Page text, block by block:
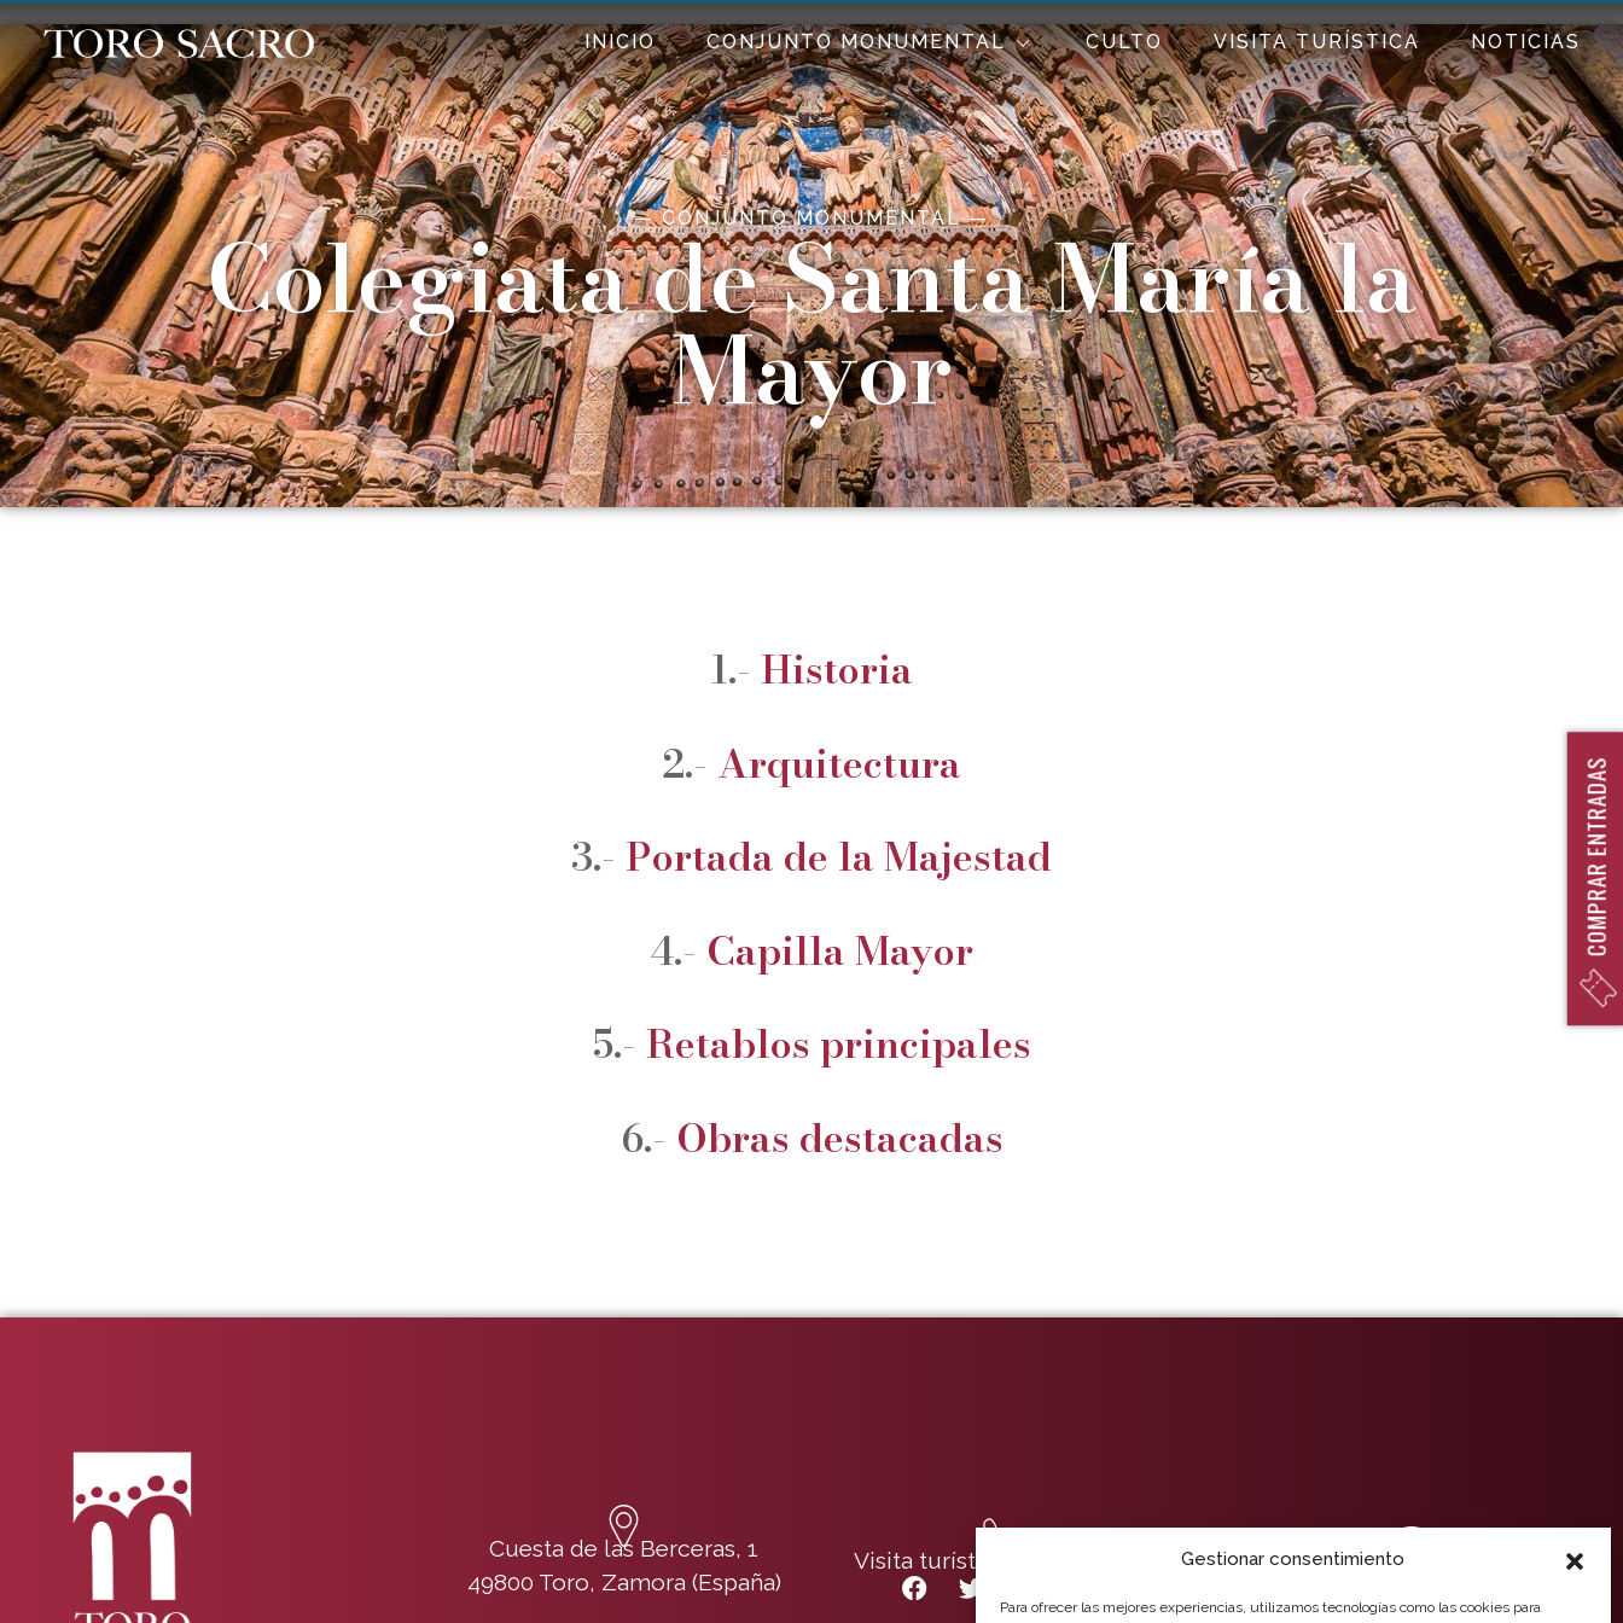
Gestionar consentimiento
Para ofrecer las mejores experiencias, utilizamos tecnologías como las cookies para
Toro Sacro - Visita turística y cultural
Conjunto monumental de Toro
INICIO CONJUNTO MONUMENTAL CULTO VISITA TURÍSTICA NOTICIAS
COMPRAR ENTRADAS
— CONJUNTO MONUMENTAL —
Colegiata de Santa María la
Mayor
1.- Historia
2.- Arquitectura
3.- Portada de la Majestad
4.- Capilla Mayor
5.- Retablos principales
6.- Obras destacadas
Cuesta de las Berceras, 1
49800 Toro, Zamora (España)
Visita turística: 696 13 16 61